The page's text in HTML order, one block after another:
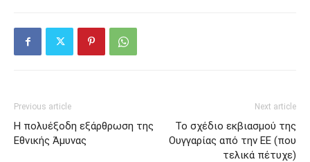
Previous article
Η πολυέξοδη εξάρθρωση της
Εθνικής Άμυνας
Next article
Το σχέδιο εκβιασμού της
Ουγγαρίας από την ΕΕ (που
τελικά πέτυχε)